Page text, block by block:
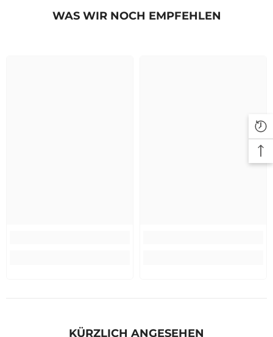
WAS WIR NOCH EMPFEHLEN
KÜRZLICH ANGESEHEN